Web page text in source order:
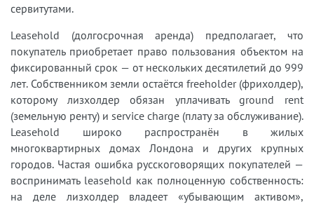
сервитутами.
Leasehold (долгосрочная аренда) предполагает, что
покупатель приобретает право пользования объектом на
фиксированный срок — от нескольких десятилетий до 999
лет. Собственником земли остаётся freeholder (фрихолдер),
которому лизхолдер обязан уплачивать ground rent
(земельную ренту) и service charge (плату за обслуживание).
Leasehold широко распространён в жилых
многоквартирных домах Лондона и других крупных
городов. Частая ошибка русскоговорящих покупателей —
воспринимать leasehold как полноценную собственность:
на деле лизхолдер владеет «убывающим активом»,